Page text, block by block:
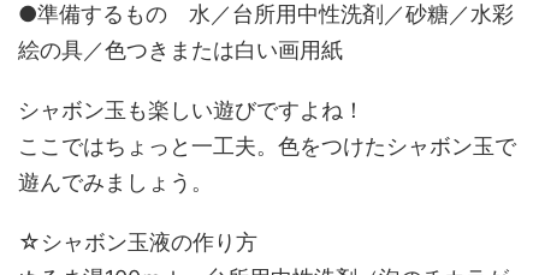
●準備するもの 水／台所用中性洗剤／砂糖／水彩
絵の具／色つきまたは白い画用紙
シャボン玉も楽しい遊びですよね！
ここではちょっと一工夫。色をつけたシャボン玉で
遊んでみましょう。
☆シャボン玉液の作り方